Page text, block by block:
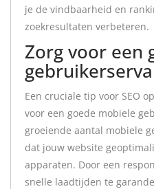
je de vindbaarheid en
zoekresultaten verbeteren.
Zorg voor een
Een cruciale tip voor SEO
voor een goede mobiele
groeiende aantal mobiele
dat jouw website
apparaten. Door een
snelle laadtijden te